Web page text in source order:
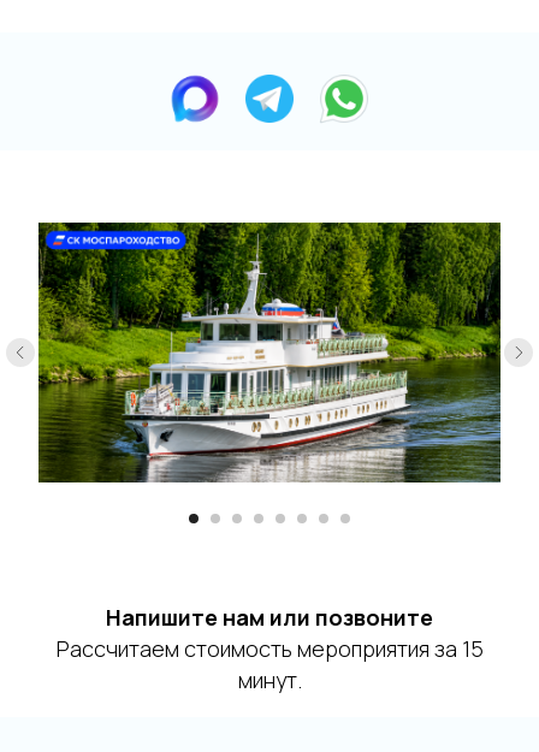
Напишите нам или позвоните
Рассчитаем стоимость мероприятия за 15
минут.